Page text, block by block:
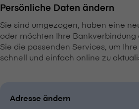
Persönliche Daten ändern
Sie sind umgezogen, haben eine
oder möchten Ihre Bankverbindung
Sie die passenden Services, um
schnell und einfach online zu
Adresse ändern